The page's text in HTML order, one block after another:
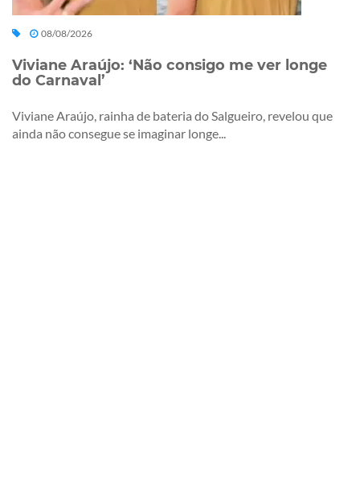
08/08/2026
Viviane Araújo: ‘Não consigo me ver longe
do Carnaval’
Viviane Araújo, rainha de bateria do Salgueiro, revelou que
ainda não consegue se imaginar longe...